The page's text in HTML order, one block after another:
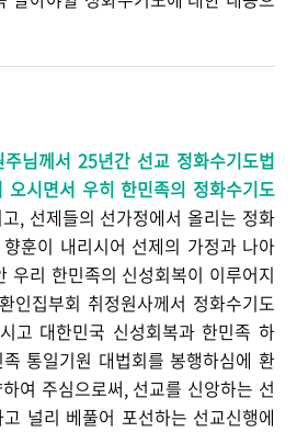
님께서 25년간 선교 정화수기도법
시면서 우히 한민족의 정화수기도
, 선제들의 선가정에서 올리는 정화
훈이 내리시어 선제의 가정과 나아
우리 한민족의 신성회복이 이루어지
인집부회 취정원사께서 정화수기도
고 대한민국 신성회복과 한민족 하
통일기원 대법회를 봉행하심에 환
여 주심으로써, 선교를 신앙하는 선
널리 베풀어 포선하는 선교신행에